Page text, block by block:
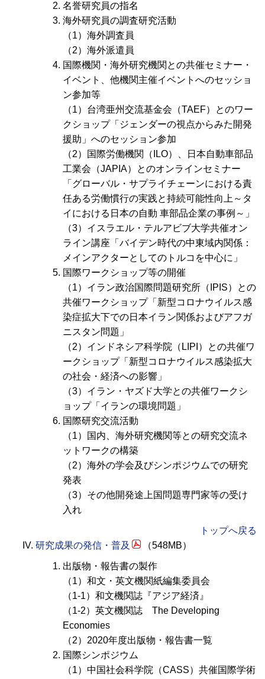
名誉研究員の指名
海外研究員の調査研究活動
（1）海外調査員
（2）海外派遣員
国際機関・海外研究機関との共催セミナー・
イベント、他機関主催イベントへのセッショ
ン参加等
（1）台湾亜州交流基金会（TAEF）とのワー
クショップ「ジェンダーの視点からみた開発
援助」へのセッション参加
（2）国際労働機関（ILO）、日本自動車部品
工業会（JAPIA）とのオンラインセミナー
「グローバル・サプライチェーンにおける責
任ある労働慣行の実践と持続可能性向上～タ
イにおける日本の自動 車部品企業の事例～」
（3）イスラエル・テルアビブ大学共催オン
ライン講座「バイデン時代の中東域内関係：
メインアクターとしてのトルコを中心に」
国際ワークショップ等の開催
（1）イラン政治国際問題研究所（IPIS）との
共催ワークショップ「新型コロナウイルス感
染症拡大下での日本イラン関係およびアフガ
ニスタン問題」
（2）インドネシア科学院（LIPI）との共催ワ
ークショップ「新型コロナウイルス感染拡大
の社会・経済への影響」
（3）イラン・ヤズド大学との共催ワークシ
ョップ「イランの環境問題」
国際研究交流活動
（1）国内、海外研究機関等との研究交流ネ
ットワークの構築
（2）海外の学会及びシンポジウムでの研究
発表
（3）その他開発途上国問題専門家等の受け
入れ
トップへ戻る
研究成果の発信・普及
（548MB）
出版物・報告書の製作
（1）和文・英文機関紙編集委員会
（1-1）和文機関誌『アジア経済』
（1-2）英文機関誌 The Developing
Economies
（2）2020年度出版物・報告書一覧
国際シンポジウム
（1）中国社会科学院（CASS）共催国際学術